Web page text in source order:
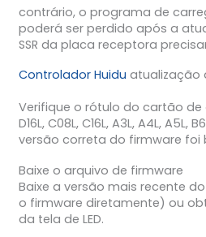
contrário, o programa de
poderá ser perdido após a
SSR da placa receptora
Controlador Huidu atualização
Verifique o rótulo do cartão
D16L, C08L, C16L, A3L, A4L,
versão correta do firmware foi
Baixe o arquivo de firmware
Baixe a versão mais recente do
o firmware diretamente) ou
da tela de LED.